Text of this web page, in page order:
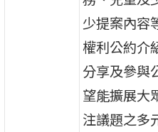
少提案內容
權利公約介
分享及參與
望能擴展大
注議題之多